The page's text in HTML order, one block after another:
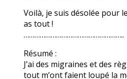
Voilà, je suis désolée pour
as tout !
………………………………………………..
Résumé :
J’ai des migraines et des
tout m’ont faient loupé la